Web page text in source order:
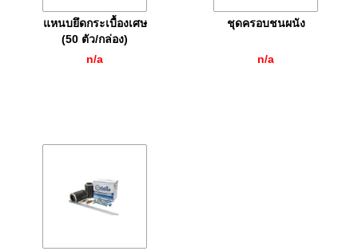
แหนบยึดกระเบื้องเศษ
(50 ตัว/กล่อง)
n/a
ชุดครอบชนผนัง
n/a